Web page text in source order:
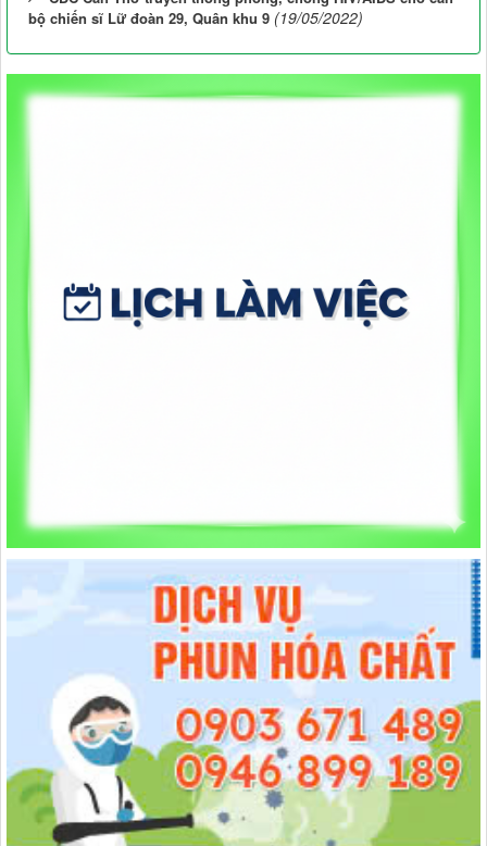
bộ chiến sĩ Lữ đoàn 29, Quân khu 9 (19/05/2022)